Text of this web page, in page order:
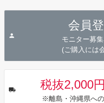
会員
モニター募
(ご購入には
税抜2,000
※離島・沖縄県へ